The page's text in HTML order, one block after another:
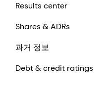
Results center
Shares & ADRs
과거 정보
Debt & credit ratings